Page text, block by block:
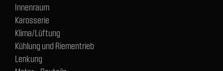
Innenraum
Karosserie
Klima/Lüftung
Kühlung und Riementrieb
Lenkung